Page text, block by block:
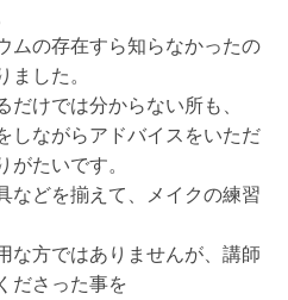
ムの存在すら知らなかったの
ました。
だけでは分からない所も、
しながらアドバイスをいただ
がたいです。
などを揃えて、メイクの練習
な方ではありませんが、講師
ださった事を